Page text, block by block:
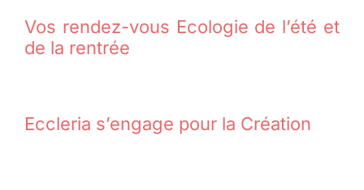
Vos rendez-vous Ecologie de l’été et
de la rentrée
Eccleria s’engage pour la Création